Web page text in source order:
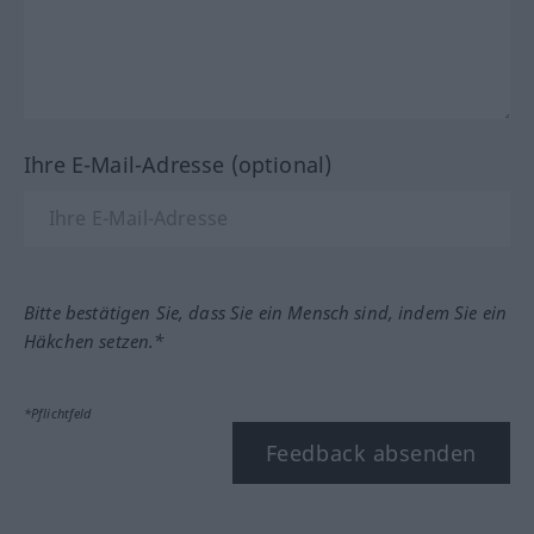
Ihre E-Mail-Adresse (optional)
Bitte bestätigen Sie, dass Sie ein Mensch sind, indem Sie ein
Häkchen setzen.*
*Pflichtfeld
Feedback absenden